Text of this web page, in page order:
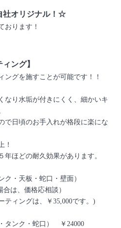
社オリジナル！☆
おります！
ング】
ングを施すことが可能です！！
なり水垢が付きにくく、細かいキ
で日頃のお手入れが格段に楽にな
！
ほどの耐久効果があります。
ク・天板・蛇口・壁面）
合は、価格応相談）
ィングは、￥35,000です。)
タンク・蛇口） ￥24000